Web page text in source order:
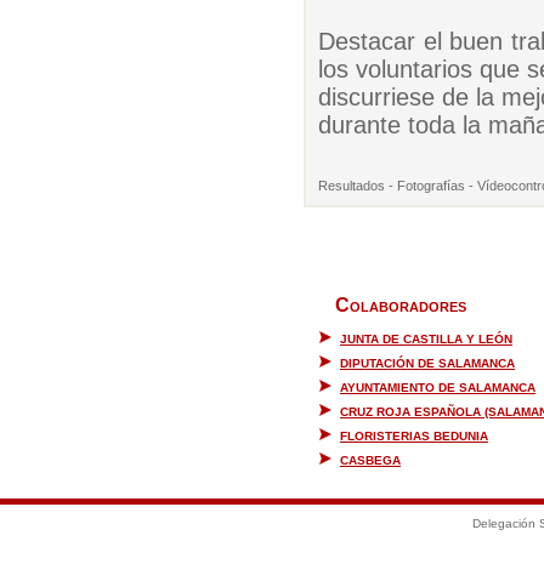
Destacar el buen
los voluntarios que
discurriese de la
durante toda la
Resultados - Fotografías -
Colaboradores
JUNTA DE CASTILLA Y LEÓN
DIPUTACIÓN DE SALAMANCA
AYUNTAMIENTO DE SALAMANCA
CRUZ ROJA ESPAÑOLA
FLORISTERIAS BEDUNIA
CASBEGA
Delegación